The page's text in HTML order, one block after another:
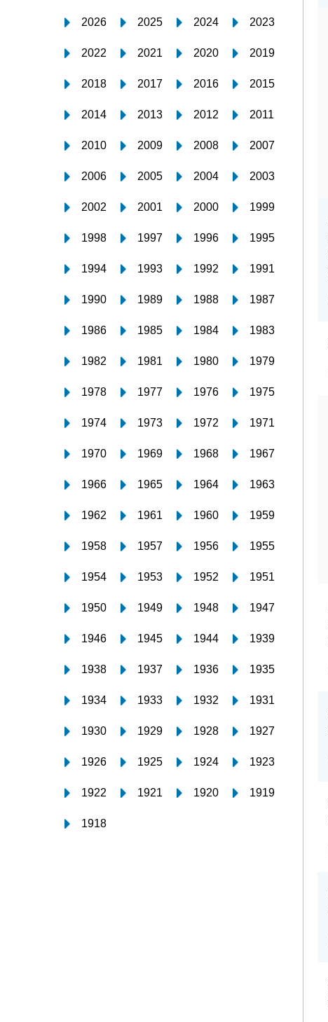
2026 2025 2024 2023
2022 2021 2020 2019
2018 2017 2016 2015
2014 2013 2012 2011
2010 2009 2008 2007
2006 2005 2004 2003
2002 2001 2000 1999
1998 1997 1996 1995
1994 1993 1992 1991
1990 1989 1988 1987
1986 1985 1984 1983
1982 1981 1980 1979
1978 1977 1976 1975
1974 1973 1972 1971
1970 1969 1968 1967
1966 1965 1964 1963
1962 1961 1960 1959
1958 1957 1956 1955
1954 1953 1952 1951
1950 1949 1948 1947
1946 1945 1944 1939
1938 1937 1936 1935
1934 1933 1932 1931
1930 1929 1928 1927
1926 1925 1924 1923
1922 1921 1920 1919
1918